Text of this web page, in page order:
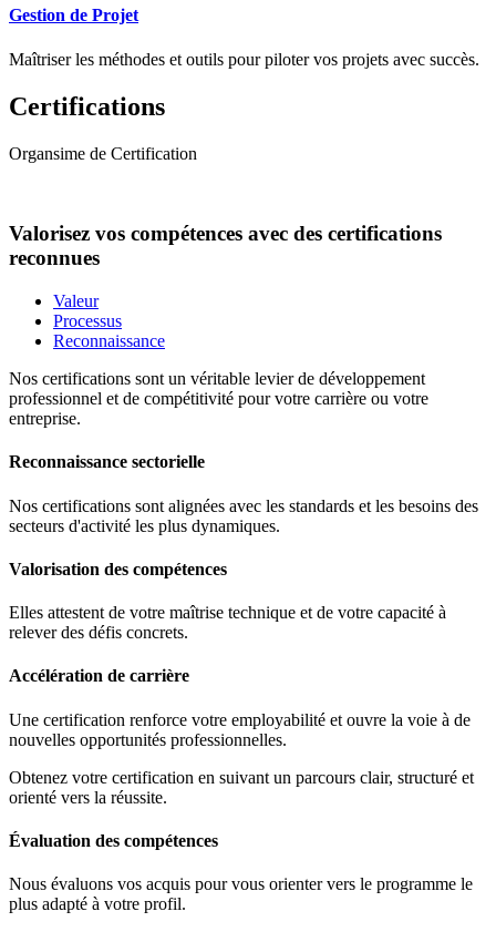
Gestion de Projet
Maîtriser les méthodes et outils pour piloter vos projets avec succès.
Certifications
Organsime de Certification
Valorisez vos compétences avec des certifications
reconnues
Valeur
Processus
Reconnaissance
Nos certifications sont un véritable levier de développement
professionnel et de compétitivité pour votre carrière ou votre
entreprise.
Reconnaissance sectorielle
Nos certifications sont alignées avec les standards et les besoins des
secteurs d'activité les plus dynamiques.
Valorisation des compétences
Elles attestent de votre maîtrise technique et de votre capacité à
relever des défis concrets.
Accélération de carrière
Une certification renforce votre employabilité et ouvre la voie à de
nouvelles opportunités professionnelles.
Obtenez votre certification en suivant un parcours clair, structuré et
orienté vers la réussite.
Évaluation des compétences
Nous évaluons vos acquis pour vous orienter vers le programme le
plus adapté à votre profil.